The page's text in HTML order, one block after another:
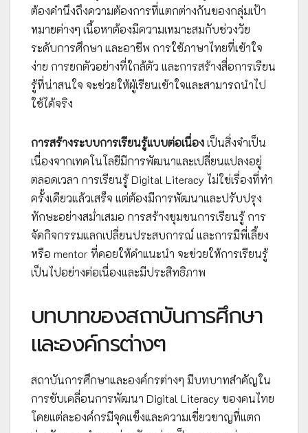
ต้องคำนึงถึงความต้องการที่แตกต่างกันของกลุ่มเป้า
หมายต่างๆ เนื้อหาต้องมีความเหมาะสมกับช่วงวัย
ระดับการศึกษา และอาชีพ การใช้ภาษาไทยที่เข้าใจ
ง่าย การยกตัวอย่างที่ใกล้ตัว และการสร้างสื่อการเรียน
รู้ที่น่าสนใจ จะช่วยให้ผู้เรียนเข้าใจและสามารถนำไป
ใช้ได้จริง
การสร้างระบบการเรียนรู้แบบต่อเนื่องเป็นสิ่งจำเป็น
เนื่องจากเทคโนโลยีมีการพัฒนาและเปลี่ยนแปลงอยู่
ตลอดเวลา การเรียนรู้ Digital Literacy ไม่ใช่เรื่องที่ทำ
ครั้งเดียวแล้วเสร็จ แต่ต้องมีการพัฒนาและปรับปรุง
ทักษะอย่างสม่ำเสมอ การสร้างชุมชนการเรียนรู้ การ
จัดกิจกรรมแลกเปลี่ยนประสบการณ์ และการมีพี่เลี้ยง
หรือ mentor ที่คอยให้คำแนะนำ จะช่วยให้การเรียนรู้
เป็นไปอย่างต่อเนื่องและมีประสิทธิภาพ
บทบาทของสถาบันการศึกษา
และองค์กรต่างๆ
สถาบันการศึกษาและองค์กรต่างๆ มีบทบาทสำคัญใน
การขับเคลื่อนการพัฒนา Digital Literacy ของคนไทย
โดยแต่ละองค์กรมีจุดแข็งและความเชี่ยวชาญที่แตก